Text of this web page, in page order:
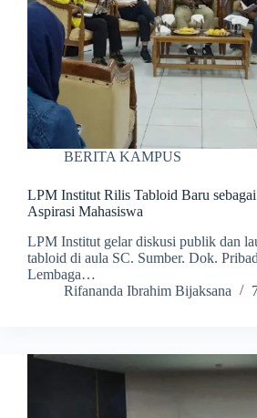
BERITA KAMPUS
LPM Institut Rilis Tabloid Baru sebagai
Aspirasi Mahasiswa
LPM Institut gelar diskusi publik dan
tabloid di aula SC. Sumber. Dok.
Lembaga…
Rifananda Ibrahim Bijaksana